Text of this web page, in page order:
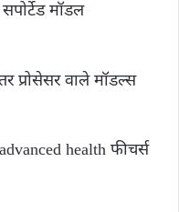
मॉडल
प्रोसेसर वाले मॉडल्स
health फीचर्स